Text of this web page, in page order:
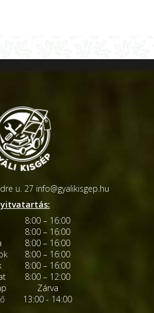
u. 27 info@gyalikisgep.hu
8:00 – 16:00
8:00 – 16:00
8:00 – 16:00
8:00 – 16:00
8:00 – 16:00
8:00 – 12:00
Zárva
13:00 - 14:00